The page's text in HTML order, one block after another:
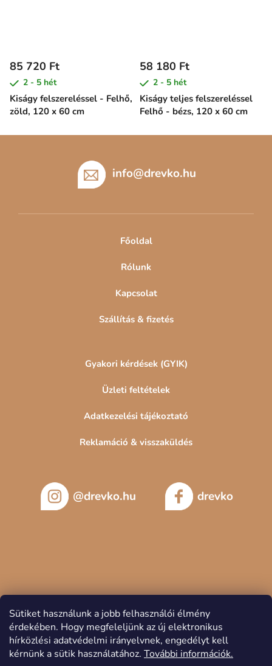
Sütiket használunk a jobb felhasználói élmény
érdekében. Hogy megfeleljünk az új elektronikus
hírközlési adatvédelmi irányelvnek, engedélyt kell
kérnünk a sütik használatához. További információk.
Kiságy felszereléssel - Felhő,
zöld, 120 x 60 cm
85 720 Ft
2 - 5 hét
Kiságy teljes felszereléssel
Felhő - bézs, 120 x 60 cm
58 180 Ft
2 - 5 hét
info@drevko.hu
Főoldal
Rólunk
Kapcsolat
Szállítás & fizetés
Gyakori kérdések (GYIK)
Üzleti feltételek
Adatkezelési tájékoztató
Reklamáció & visszaküldés
@drevko.hu drevko